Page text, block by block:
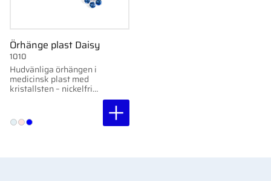
Örhänge plast Daisy
Hudvänliga örhängen i
medicinsk plast med
kristallsten – nickelfria
1010